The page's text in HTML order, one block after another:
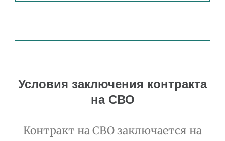
Условия заключения контракта
на СВО
Контракт на СВО заключается на